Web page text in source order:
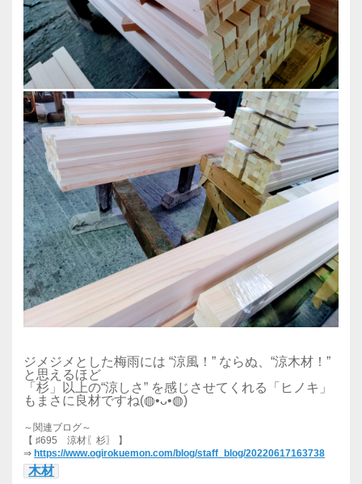
ジメジメとした梅雨には “涼風！” ならぬ、“涼木材！”
と思えるほど
「杉」以上の“涼しさ” を感じさせてくれる「ヒノキ」
もまさに良材ですね(◍•ᴗ•◍)
～関連ブログ～
【 ♯695 涼材〖杉〗 】
⇒ https://www.ogirokuemon.com/blog/staff_blog/20220617163738
木材